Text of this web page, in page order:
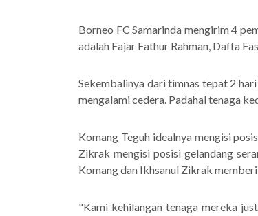
Borneo FC Samarinda mengirim 4
adalah Fajar Fathur Rahman, Daffa
Sekembalinya dari timnas tepat 2
mengalami cedera. Padahal tenaga
Komang Teguh idealnya mengisi
Zikrak mengisi posisi gelandang
Komang dan Ikhsanul Zikrak
"Kami kehilangan tenaga mereka